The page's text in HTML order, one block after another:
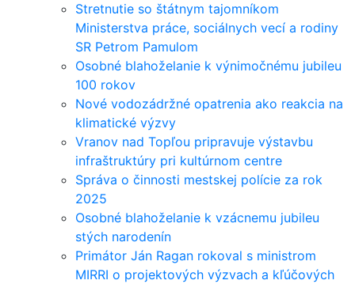
Stretnutie so štátnym tajomníkom
Ministerstva práce, sociálnych vecí a rodiny
SR Petrom Pamulom
Osobné blahoželanie k výnimočnému jubileu
100 rokov
Nové vodozádržné opatrenia ako reakcia na
klimatické výzvy
Vranov nad Topľou pripravuje výstavbu
infraštruktúry pri kultúrnom centre
Správa o činnosti mestskej polície za rok
2025
Osobné blahoželanie k vzácnemu jubileu
stých narodenín
Primátor Ján Ragan rokoval s ministrom
MIRRI o projektových výzvach a kľúčových